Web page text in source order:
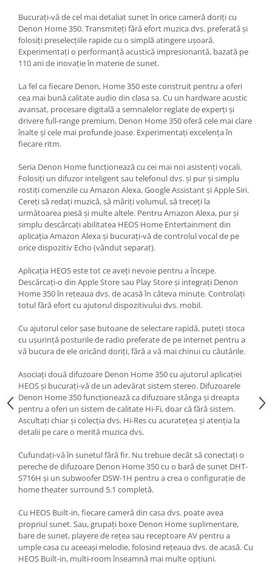
Bucurați-vă de cel mai detaliat sunet în orice cameră doriți cu
Denon Home 350. Transmiteți fără efort muzica dvs. preferată și
folosiți preselecțiile rapide cu o simplă atingere ușoară.
Experimentați o performanță acustică impresionantă, bazată pe
110 ani de inovație în materie de sunet.
La fel ca fiecare Denon, Home 350 este construit pentru a oferi
cea mai bună calitate audio din clasa sa. Cu un hardware acustic
avansat, procesare digitală a semnalelor reglate de experți și
drivere full-range premium, Denon Home 350 oferă cele mai clare
înalte și cele mai profunde joase. Experimentați excelența în
fiecare ritm.
Seria Denon Home funcționează cu cei mai noi asistenți vocali.
Folosiți un difuzor inteligent sau telefonul dvs. și pur și simplu
rostiți comenzile cu Amazon Alexa, Google Assistant și Apple Siri.
Cereți să redați muzică, să măriți volumul, să treceți la
următoarea piesă și multe altele. Pentru Amazon Alexa, pur și
simplu descărcați abilitatea HEOS Home Entertainment din
aplicația Amazon Alexa și bucurați-vă de controlul vocal de pe
orice dispozitiv Echo (vândut separat).
Aplicația HEOS este tot ce aveți nevoie pentru a începe.
Descărcați-o din Apple Store sau Play Store și integrați Denon
Home 350 în rețeaua dvs. de acasă în câteva minute. Controlați
totul fără efort cu ajutorul dispozitivului dvs. mobil.
Cu ajutorul celor șase butoane de selectare rapidă, puteți stoca
cu ușurință posturile de radio preferate de pe internet pentru a
vă bucura de ele oricând doriți, fără a vă mai chinui cu căutările.
Asociați două difuzoare Denon Home 350 cu ajutorul aplicației
HEOS și bucurați-vă de un adevărat sistem stereo. Difuzoarele
Denon Home 350 funcționează ca difuzoare stânga și dreapta
pentru a oferi un sistem de calitate Hi-Fi, doar că fără sistem.
Ascultați chiar și colecția dvs. Hi-Res cu acuratețea și atenția la
detalii pe care o merită muzica dvs.
Cufundați-vă în sunetul fără fir. Nu trebuie decât să conectați o
pereche de difuzoare Denon Home 350 cu o bară de sunet DHT-
S716H și un subwoofer DSW-1H pentru a crea o configurație de
home theater surround 5.1 completă.
Cu HEOS Built-in, fiecare cameră din casa dvs. poate avea
propriul sunet. Sau, grupați boxe Denon Home suplimentare,
bare de sunet, playere de rețea sau receptoare AV pentru a
umple casa cu aceeași melodie, folosind rețeaua dvs. de acasă. Cu
HEOS Built-in, multi-room înseamnă mai multe opțiuni.